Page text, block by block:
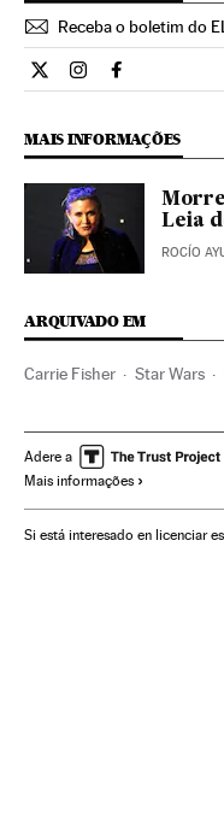
Receba o boletim do
Cultura El País Brasil
Cultura El País
Cultura El
MAIS INFORMAÇÕES
Leia
ROCÍO
ARQUIVADO EM
Carrie Fisher Star Wars
Cinema dos Estados Unidos
Indústria Cinematográfica
Adere a
Mais informações
Si está interesado en licenciar